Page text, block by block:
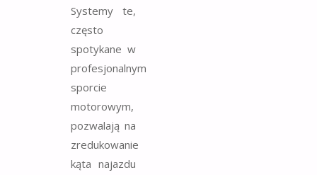
Systemy te,
często
spotykane w
profesjonalnym
sporcie
motorowym,
pozwalają na
zredukowanie
kąta najazdu